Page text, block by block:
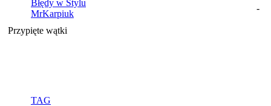
Błędy w Stylu
MrKarpiuk
-
Przypięte wątki
TAG